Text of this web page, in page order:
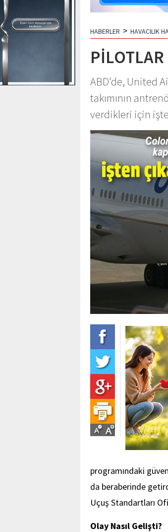
HABERLER > HAVACILIK
ABD'de, United
takımının
verdikleri için
programındaki
da beraberinde
Uçuş Standartları
Olay Nasıl Gelişti?